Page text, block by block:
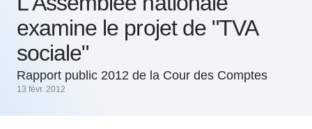
examine le projet de "TVA
sociale"
Rapport public 2012 de la Cour des Comptes
13 févr. 2012